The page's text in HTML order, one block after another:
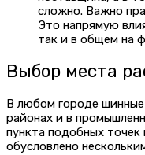
сложно. Важно
Это напрямую
так и в общем на
Выбор места
В любом городе
районах и в
пункта подобных
обусловлено